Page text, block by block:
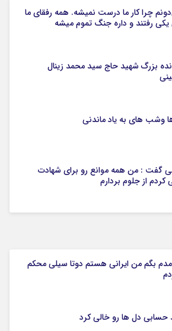
چرا کار ما درست نمیشه. همه رفقای ما
رفتند و داره جنگ تموم میشه
بزرگ شهید حاج سید محمد زینال
وشب های به یاد ماندنی
گفت : من همه موانع رو برای شهادت
از جلوم بردارم
بگم من ایرانی هستم دوتا سیلی محکم
دل ها رو خالی کرد